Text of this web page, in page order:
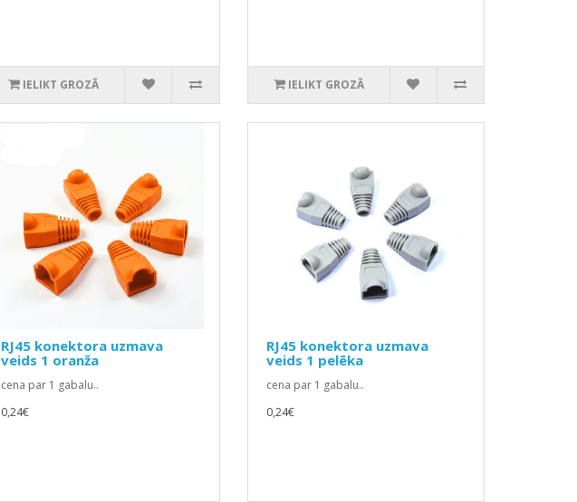
IELIKT GROZĀ IELIKT GROZĀ
RJ45 konektora uzmava
veids 1 oranža
cena par 1 gabalu..
0,24€
RJ45 konektora uzmava
veids 1 pelēka
cena par 1 gabalu..
0,24€